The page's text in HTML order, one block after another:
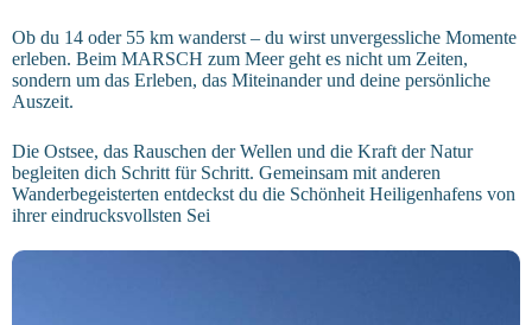
Ob du 14 oder 55 km wanderst – du wirst unvergessliche Momente
erleben. Beim MARSCH zum Meer geht es nicht um Zeiten,
sondern um das Erleben, das Miteinander und deine persönliche
Auszeit.
Die Ostsee, das Rauschen der Wellen und die Kraft der Natur
begleiten dich Schritt für Schritt. Gemeinsam mit anderen
Wanderbegeisterten entdeckst du die Schönheit Heiligenhafens von
ihrer eindrucksvollsten Sei